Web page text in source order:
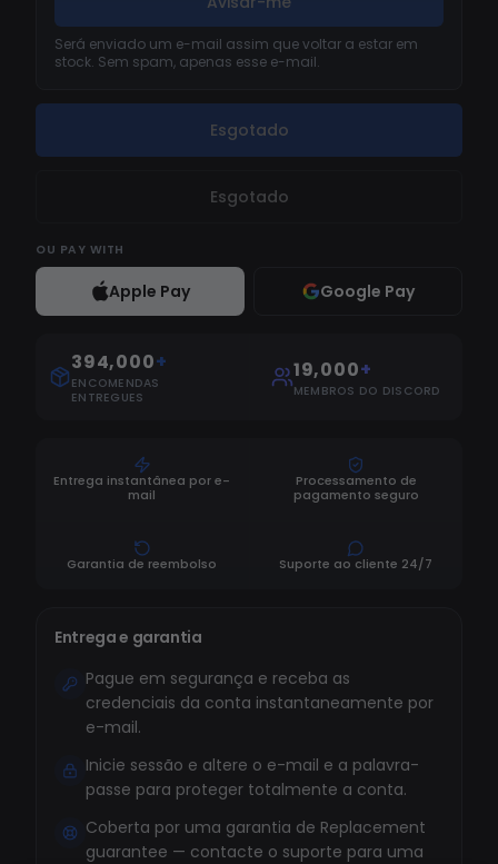
Será enviado um e-mail assim que voltar a estar em
stock. Sem spam, apenas esse e-mail.
Esgotado
Esgotado
OU PAY WITH
Apple Pay Google Pay
394,000+
ENCOMENDAS
ENTREGUES
19,000+
MEMBROS DO DISCORD
Entrega instantânea por e-
mail
Processamento de
pagamento seguro
Garantia de reembolso Suporte ao cliente 24/7
Entrega e garantia
Pague em segurança e receba as
credenciais da conta instantaneamente por
e-mail.
Inicie sessão e altere o e-mail e a palavra-
passe para proteger totalmente a conta.
Coberta por uma garantia de Replacement
guarantee — contacte o suporte para uma